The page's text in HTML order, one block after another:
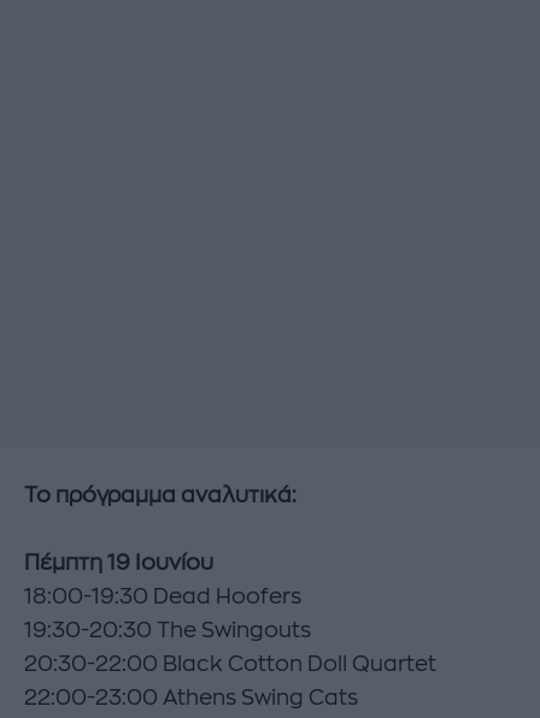
Το πρόγραμμα αναλυτικά:
Πέμπτη 19 Ιουνίου
18:00-19:30 Dead Hoofers
19:30-20:30 The Swingouts
20:30-22:00 Black Cotton Doll Quartet
22:00-23:00 Athens Swing Cats